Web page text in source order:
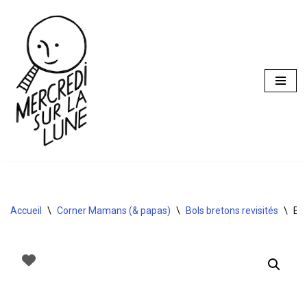
Aller
contenu
Accueil \ Corner Mamans (& papas) \ Bols bretons revisités \